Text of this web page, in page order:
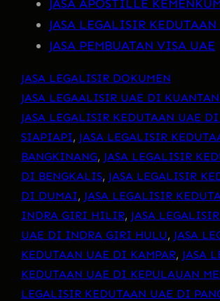
JASA APOSTILLE
JASA LEGALISIR KEDUTAAN
JASA PEMBUATAN VISA UAE
JASA LEGALISIR DOKUMEN
JASA LEGAALISIR UAE DI
JASA LEGALISIR KEDUTAAN UAE
SIAPIAPI, JASA LEGALISIR
BANGKINANG, JASA LEGALISIR
DI BENGKALIS, JASA LEGALISIR
DI DUMAI, JASA LEGALISIR
INDRA GIRI HILIR, JASA
UAE DI INDRA GIRI HULU, JASA
KEDUTAAN UAE DI KAMPAR, JASA
KEDUTAAN UAE DI KEPULAUAN
LEGALISIR KEDUTAAN UAE DI